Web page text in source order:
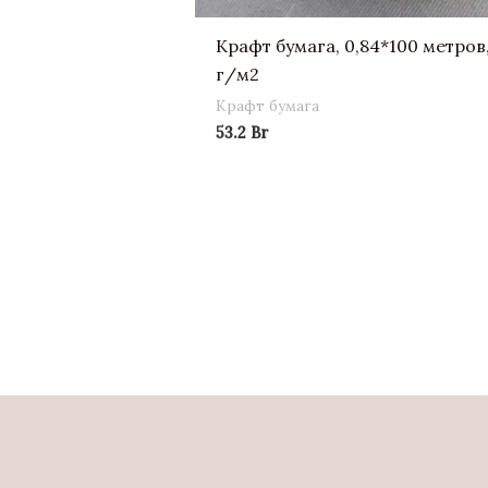
Крафт бумага, 0,84*100
г/м2
Крафт бумага
53.2 Br